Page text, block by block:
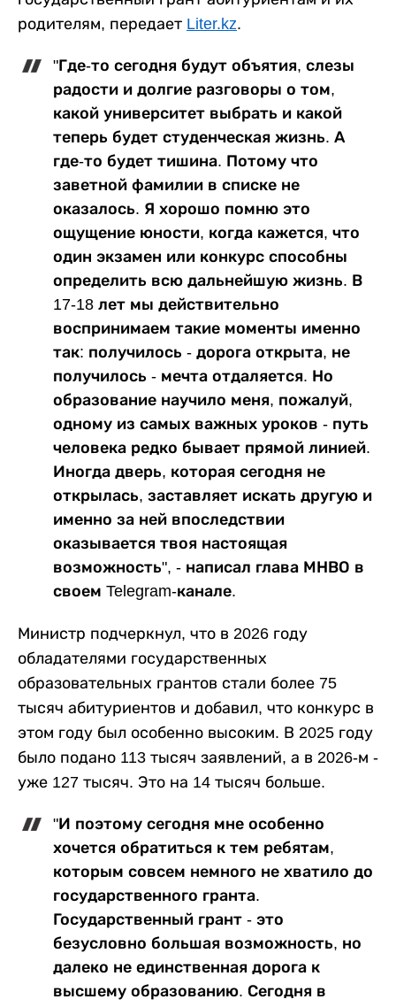
родителям, передает Liter.kz.
"Где-то сегодня будут объятия, слезы
радости и долгие разговоры о том,
какой университет выбрать и какой
теперь будет студенческая жизнь. А
где-то будет тишина. Потому что
заветной фамилии в списке не
оказалось. Я хорошо помню это
ощущение юности, когда кажется, что
один экзамен или конкурс способны
определить всю дальнейшую жизнь. В
17-18 лет мы действительно
воспринимаем такие моменты именно
так: получилось - дорога открыта, не
получилось - мечта отдаляется. Но
образование научило меня, пожалуй,
одному из самых важных уроков - путь
человека редко бывает прямой линией.
Иногда дверь, которая сегодня не
открылась, заставляет искать другую и
именно за ней впоследствии
оказывается твоя настоящая
возможность", - написал глава МНВО в
своем Telegram-канале.
Министр подчеркнул, что в 2026 году
обладателями государственных
образовательных грантов стали более 75
тысяч абитуриентов и добавил, что конкурс в
этом году был особенно высоким. В 2025 году
было подано 113 тысяч заявлений, а в 2026-м -
уже 127 тысяч. Это на 14 тысяч больше.
"И поэтому сегодня мне особенно
хочется обратиться к тем ребятам,
которым совсем немного не хватило до
государственного гранта.
Государственный грант - это
безусловно большая возможность, но
далеко не единственная дорога к
высшему образованию. Сегодня в